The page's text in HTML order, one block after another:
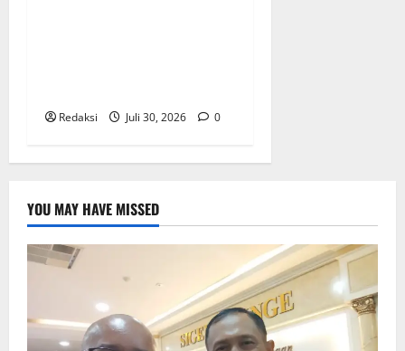
Redaksi Juli 30, 2026 0
YOU MAY HAVE MISSED